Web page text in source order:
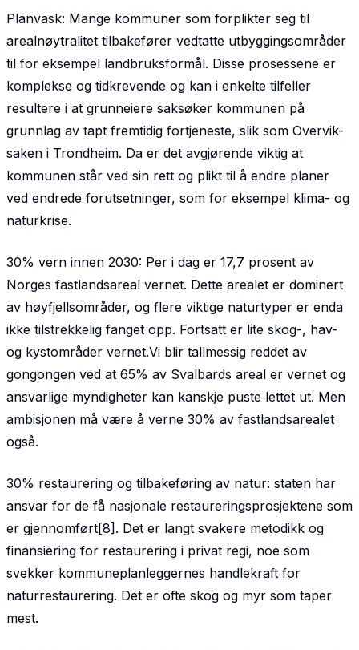
Planvask: Mange kommuner som forplikter seg til
arealnøytralitet tilbakefører vedtatte utbyggingsområder
til for eksempel landbruksformål. Disse prosessene er
komplekse og tidkrevende og kan i enkelte tilfeller
resultere i at grunneiere saksøker kommunen på
grunnlag av tapt fremtidig fortjeneste, slik som Overvik-
saken i Trondheim. Da er det avgjørende viktig at
kommunen står ved sin rett og plikt til å endre planer
ved endrede forutsetninger, som for eksempel klima- og
naturkrise.
30% vern innen 2030: Per i dag er 17,7 prosent av
Norges fastlandsareal vernet. Dette arealet er dominert
av høyfjellsområder, og flere viktige naturtyper er enda
ikke tilstrekkelig fanget opp. Fortsatt er lite skog-, hav-
og kystområder vernet.Vi blir tallmessig reddet av
gongongen ved at 65% av Svalbards areal er vernet og
ansvarlige myndigheter kan kanskje puste lettet ut. Men
ambisjonen må være å verne 30% av fastlandsarealet
også.
30% restaurering og tilbakeføring av natur: staten har
ansvar for de få nasjonale restaurerings­prosjektene som
er gjennomført[8]. Det er langt svakere metodikk og
finansiering for restaurering i privat regi, noe som
svekker kommuneplanleggernes handlekraft for
naturrestaurering. Det er ofte skog og myr som taper
mest.